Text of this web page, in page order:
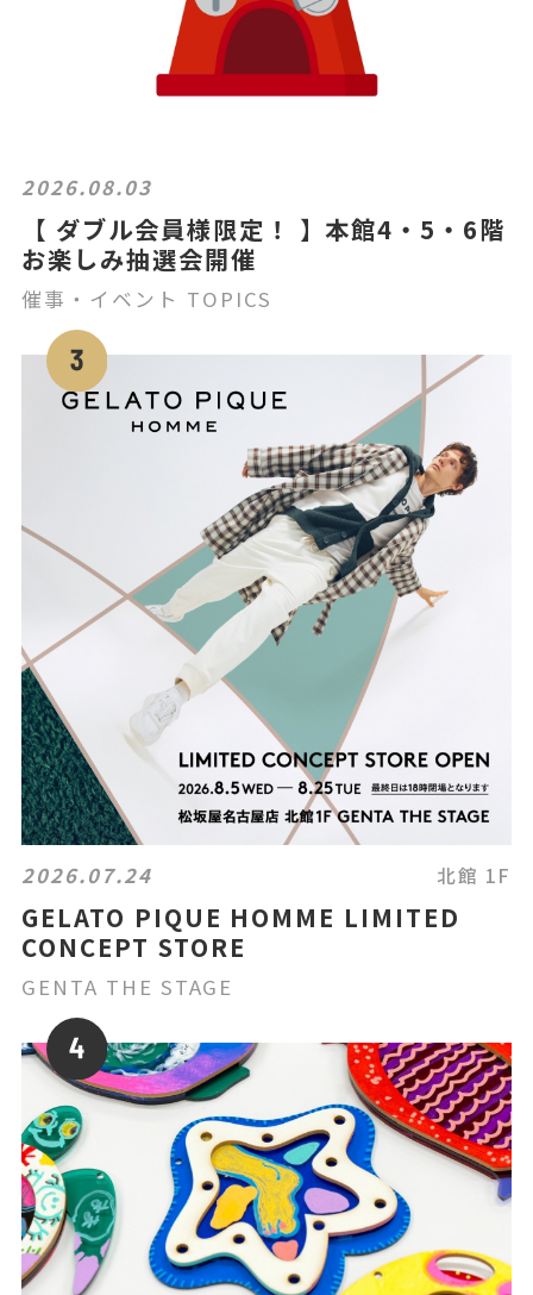
2026.08.03
【 ダブル会員様限定！ 】本館4・5・6階
お楽しみ抽選会開催
催事・イベント TOPICS
2026.07.24 北館 1F
GELATO PIQUE HOMME LIMITED
CONCEPT STORE
GENTA THE STAGE